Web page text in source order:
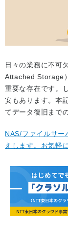
日々の業務に不可
Attached Storage
重要な存在です。
安もあります。本
てデータ復旧まで
NAS/ファイルサー
えします。お気軽